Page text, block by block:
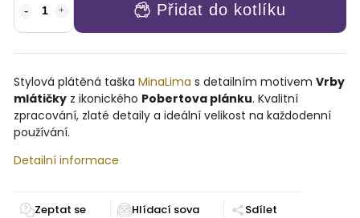
Přidat do kotlíku
Stylová plátěná taška MinaLima s detailním motivem Vrby
mlátičky z ikonického Pobertova plánku. Kvalitní
zpracování, zlaté detaily a ideální velikost na každodenní
používání.
Detailní informace
Zeptat se Sdílet